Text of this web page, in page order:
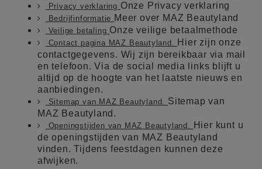
Privacy verklaring Onze Privacy verklaring
Bedrijfinformatie Meer over MAZ Beautyland
Veilige betaling Onze veilige betaalmethode
Contact pagina MAZ Beautyland. Hier zijn onze
contactgegevens. Wij zijn bereikbaar via mail
en telefoon. Via de social media links blijft u
altijd op de hoogte van het laatste nieuws en
aanbiedingen.
Sitemap van MAZ Beautyland. Sitemap van
MAZ Beautyland.
Openingstijden van MAZ Beautyland.
Hier kunt u
de openingstijden van MAZ Beautyland
vinden. Tijdens feestdagen kunnen deze
afwijken.